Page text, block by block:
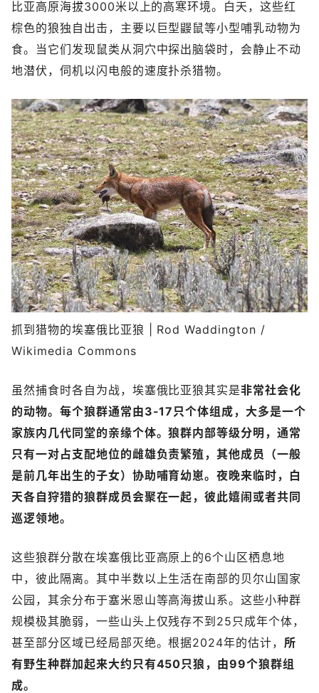
比亚高原海拔3000米以上的高寒环境。白天，这些红
棕色的狼独自出击，主要以巨型鼹鼠等小型哺乳动物为
食。当它们发现鼠类从洞穴中探出脑袋时，会静止不动
地潜伏，伺机以闪电般的速度扑杀猎物。
抓到猎物的埃塞俄比亚狼 | Rod Waddington /
Wikimedia Commons
虽然捕食时各自为战，埃塞俄比亚狼其实是非常社会化
的动物。每个狼群通常由3-17只个体组成，大多是一个
家族内几代同堂的亲缘个体。狼群内部等级分明，通常
只有一对占支配地位的雌雄负责繁殖，其他成员（一般
是前几年出生的子女）协助哺育幼崽。夜晚来临时，白
天各自狩猎的狼群成员会聚在一起，彼此嬉闹或者共同
巡逻领地。
这些狼群分散在埃塞俄比亚高原上的6个山区栖息地
中，彼此隔离。其中半数以上生活在南部的贝尔山国家
公园，其余分布于塞米恩山等高海拔山系。这些小种群
规模极其脆弱，一些山头上仅残存不到25只成年个体，
甚至部分区域已经局部灭绝。根据2024年的估计， 所
有野生种群加起来大约只有450只狼，由99个狼群组
成。